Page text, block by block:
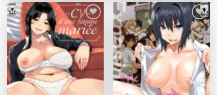
Ajouter
à la
wishlist
Ajouter
à la
wishlist